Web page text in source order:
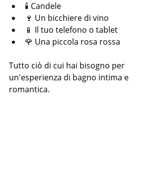
🕯️ Candele
🍷 Un bicchiere di vino
📱 Il tuo telefono o tablet
🌹 Una piccola rosa rossa
Tutto ciò di cui hai bisogno per
un'esperienza di bagno intima e
romantica.